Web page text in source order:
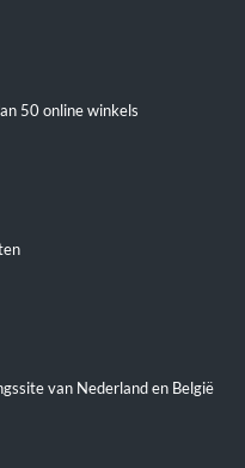
50 online winkels
van Nederland en België